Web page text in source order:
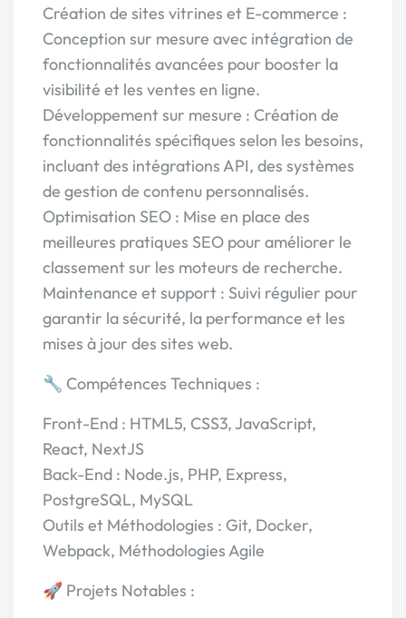
Création de sites vitrines et E-commerce :
Conception sur mesure avec intégration de
fonctionnalités avancées pour booster la
visibilité et les ventes en ligne.
Développement sur mesure : Création de
fonctionnalités spécifiques selon les besoins,
incluant des intégrations API, des systèmes
de gestion de contenu personnalisés.
Optimisation SEO : Mise en place des
meilleures pratiques SEO pour améliorer le
classement sur les moteurs de recherche.
Maintenance et support : Suivi régulier pour
garantir la sécurité, la performance et les
mises à jour des sites web.
🔧 Compétences Techniques :
Front-End : HTML5, CSS3, JavaScript,
React, NextJS
Back-End : Node.js, PHP, Express,
PostgreSQL, MySQL
Outils et Méthodologies : Git, Docker,
Webpack, Méthodologies Agile
🚀 Projets Notables :